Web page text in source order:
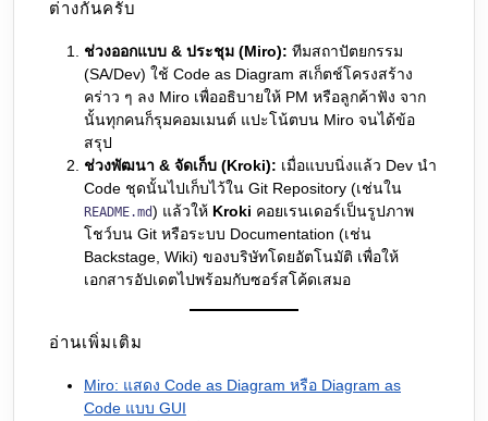
ต่างกันครับ
ช่วงออกแบบ & ประชุม (Miro): ทีมสถาปัตยกรรม
(SA/Dev) ใช้ Code as Diagram สเก็ตช์โครงสร้าง
คร่าว ๆ ลง Miro เพื่ออธิบายให้ PM หรือลูกค้าฟัง จาก
นั้นทุกคนก็รุมคอมเมนต์ แปะโน้ตบน Miro จนได้ข้อ
สรุป
ช่วงพัฒนา & จัดเก็บ (Kroki): เมื่อแบบนิ่งแล้ว Dev นำ
Code ชุดนั้นไปเก็บไว้ใน Git Repository (เช่นใน
README.md) แล้วให้ Kroki คอยเรนเดอร์เป็นรูปภาพ
โชว์บน Git หรือระบบ Documentation (เช่น
Backstage, Wiki) ของบริษัทโดยอัตโนมัติ เพื่อให้
เอกสารอัปเดตไปพร้อมกับซอร์สโค้ดเสมอ
อ่านเพิ่มเติม
Miro: แสดง Code as Diagram หรือ Diagram as
Code แบบ GUI